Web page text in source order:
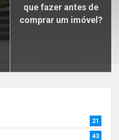
que fazer antes de
comprar um imóvel?
21
43